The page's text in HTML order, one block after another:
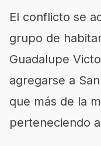
El conflicto se
grupo de
Guadalupe
agregarse a
que más de la
perteneciendo